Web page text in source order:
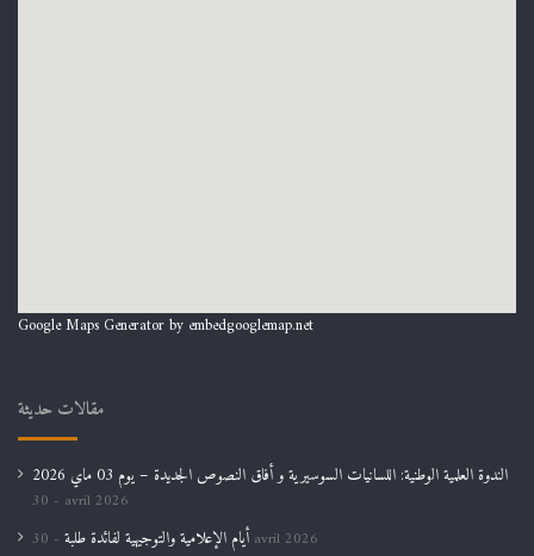
Google Maps Generator by embedgooglemap.net
مقالات حديثة
الندوة العلمية الوطنية: اللسانيات السوسيرية و أفاق النصوص الجديدة – يوم 03 ماي 2026
30 avril 2026
أيام الإعلامية والتوجيهية لفائدة طلبة 30 avril 2026